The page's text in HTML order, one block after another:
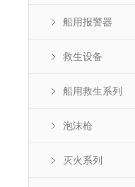
船用报警器
救生设备
船用救生系列
泡沫枪
灭火系列